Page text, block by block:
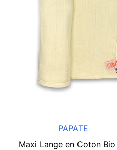
PAPATE
Maxi Lange en Coton